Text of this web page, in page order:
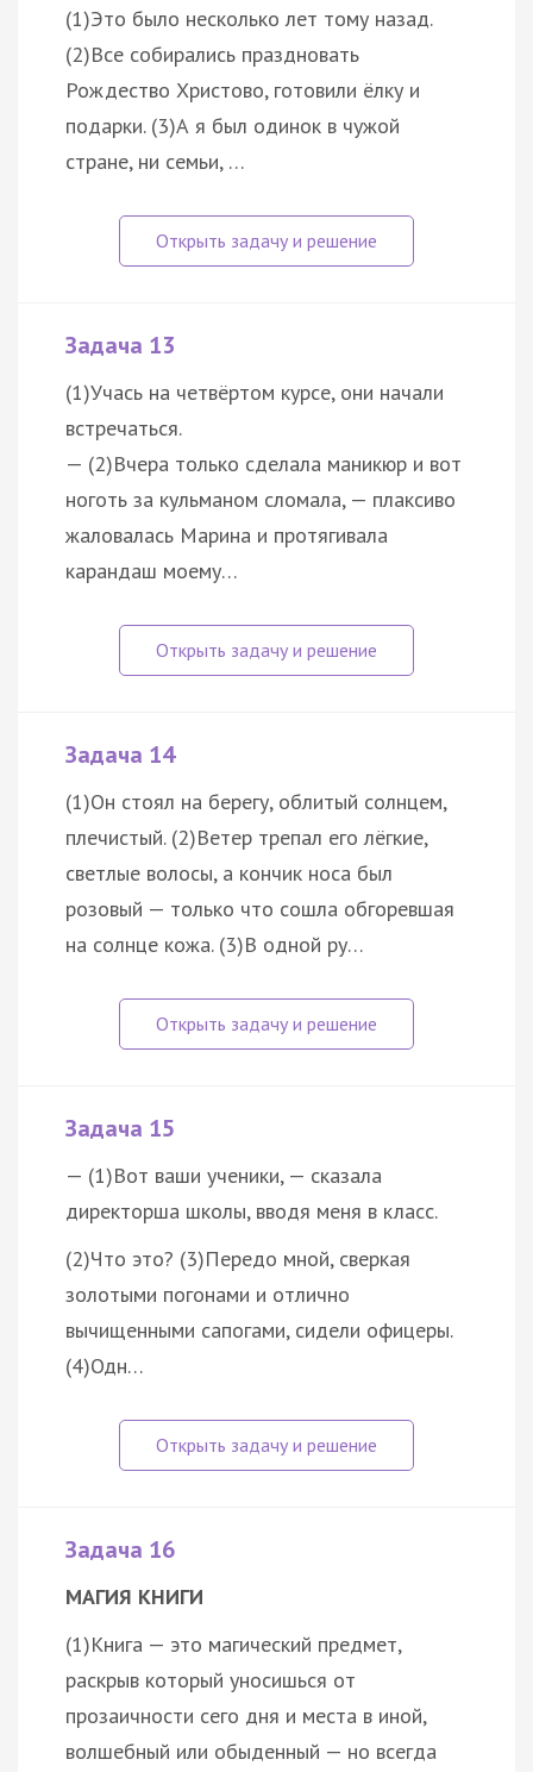
(1)Это было несколько лет тому назад.
(2)Все собирались праздновать
Рождество Христово, готовили ёлку и
подарки. (3)А я был одинок в чужой
стране, ни семьи, …
Задача 13
(1)Учась на четвёртом курсе, они начали
встречаться.
— (2)Вчера только сделала маникюр и вот
ноготь за кульманом сломала, — плаксиво
жаловалась Марина и протягивала
карандаш моему…
Задача 14
(1)Он стоял на берегу, облитый солнцем,
плечистый. (2)Ветер трепал его лёгкие,
светлые волосы, а кончик носа был
розовый — только что сошла обгоревшая
на солнце кожа. (3)В одной ру…
Задача 15
— (1)Вот ваши ученики, — сказала
директорша школы, вводя меня в класс.
(2)Что это? (3)Передо мной, сверкая
золотыми погонами и отлично
вычищенными сапогами, сидели офицеры.
(4)Одн…
Задача 16
МАГИЯ КНИГИ
(1)Книга — это магический предмет,
раскрыв который уносишься от
прозаичности сего дня и места в иной,
волшебный или обыденный — но всегда